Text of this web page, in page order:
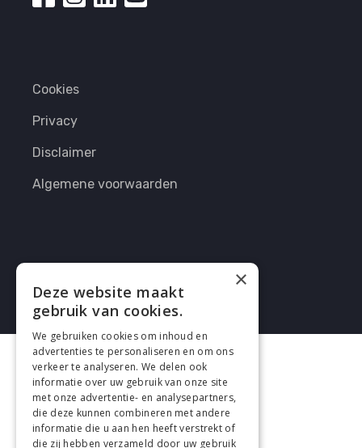
2026 enhrsolutions.com
Cookies
Privacy
Disclaimer
Algemene voorwaarden
×
Deze website maakt
gebruik van cookies.
We gebruiken cookies om inhoud en
advertenties te personaliseren en om ons
verkeer te analyseren. We delen ook
informatie over uw gebruik van onze site
met onze advertentie- en analysepartners,
die deze kunnen combineren met andere
informatie die u aan hen heeft verstrekt of
die zij hebben verzameld door uw gebruik